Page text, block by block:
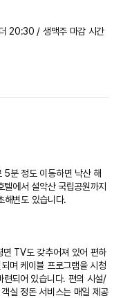
20:30 / 생맥주 마감 시간
로 발생합니다.
주시기 바랍니다. (현장결제)
않고 변경될 수 있으니, 이용
5분 정도 이동하면 낙산 해
에서 설악산 국립공원까지
변도 있습니다.
면 TV도 갖추어져 있어 편하
며 케이블 프로그램을 시청
련되어 있습니다. 편의 시설/
실 정돈 서비스는 매일 제공